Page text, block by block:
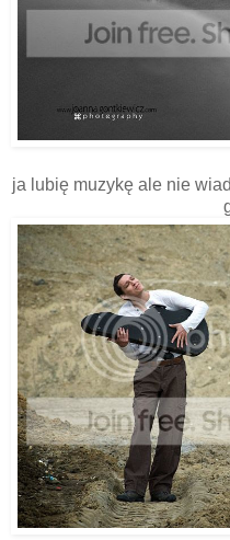
ja lubię muzykę ale nie